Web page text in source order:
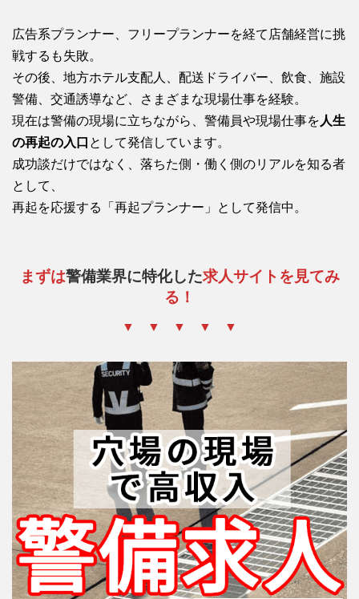
広告系プランナー、フリープランナーを経て店舗経営に挑
戦するも失敗。
その後、地方ホテル支配人、配送ドライバー、飲食、施設
警備、交通誘導など、さまざまな現場仕事を経験。
現在は警備の現場に立ちながら、警備員や現場仕事を 人生
の再起の入口 として発信しています。
成功談だけではなく、落ちた側・働く側のリアルを知る者
として、
再起を応援する「再起プランナー」として発信中。
まずは警備業界に特化した求人サイトを見てみ
る！
▼ ▼ ▼ ▼ ▼